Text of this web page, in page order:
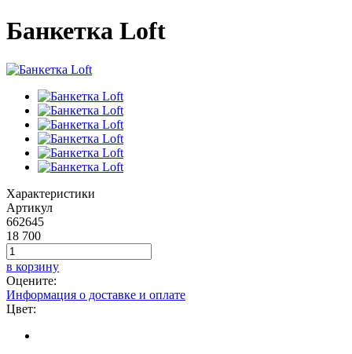
Банкетка Loft
Характеристики
Артикул
662645
18 700
в корзину
Оцените:
Информация о доставке и оплате
Цвет: